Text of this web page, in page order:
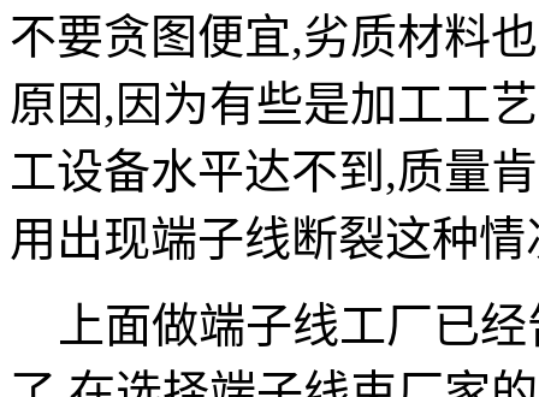
不要贪图便宜,劣质材料
原因,因为有些是加工工
工设备水平达不到,质量
用出现端子线断裂这种情
上面做端子线工厂已经